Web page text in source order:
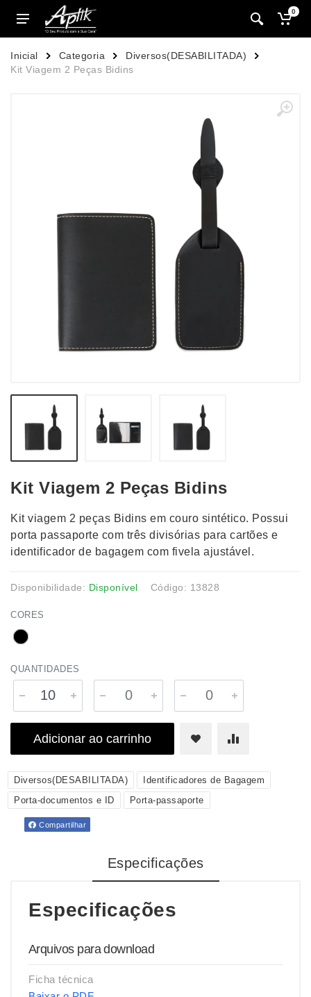
0
Inicial Categoria
Diversos(DESABILITADA)
Kit Viagem 2 Peças Bidins
Kit Viagem 2 Peças Bidins
Kit viagem 2 peças Bidins em couro sintético. Possui
porta passaporte com três divisórias para cartões e
identificador de bagagem com fivela ajustável.
Disponibilidade: Disponível Código: 13828
CORES
QUANTIDADES
Adicionar ao carrinho
Diversos(DESABILITADA)
Identificadores de Bagagem
Porta-documentos e ID
Porta-passaporte
Compartilhar
Especificações
Especificações
Arquivos para download
Ficha técnica